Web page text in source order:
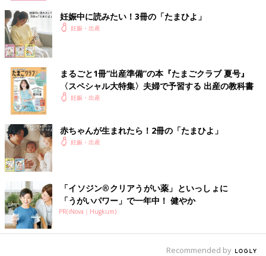
妊娠超初期から産後1カ月までの気がかりをしっかりサポート！
妊娠月数ごとにママの体の変化と「今すること」を徹底紹介する
1冊です。
Amazonで見る
楽天ブックスで見る
楽天ブックスで見る（mini版）
妊娠中に読みたい！3冊の「たまひよ」
妊娠・出産
まるごと1冊“出産準備”の本『たまごクラブ 夏号』
〈スペシャル大特集〉夫婦で予習する 出産の教科書
妊娠・出産
赤ちゃんが生まれたら！2冊の「たまひよ」
妊娠・出産
「イソジン®クリアうがい薬」といっしょに
「うがいパワー」で一年中！ 健やか
PR(iNova｜Hugkum)
Recommended by